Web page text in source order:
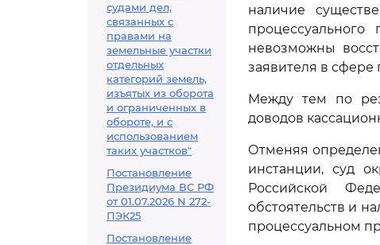
судами дел,
связанных с
правами на
земельные участки
отдельных
категорий земель,
изъятых из оборота
и ограниченных в
обороте, и с
использованием
таких участков"
Постановление
Президиума ВС РФ
от 01.07.2026 N 272-
ПЭК25
Постановление
наличие
невозможны
заявителя в
Между тем по
доводов
Отменяя
инстанции, суд
Российской
обстоятельств и
процессуальном